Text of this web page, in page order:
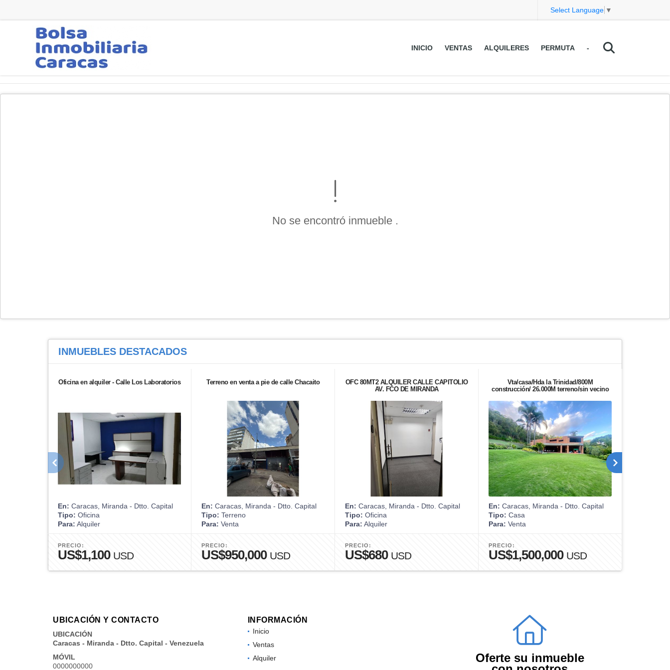
Select Language ▼
INICIO VENTAS ALQUILERES PERMUTA -
No se encontró inmueble .
INMUEBLES DESTACADOS
Oficina en alquiler - Calle Los Laboratorios
En: Caracas, Miranda - Dtto. Capital
Tipo: Oficina
Para: Alquiler
PRECIO:
US$1,100 USD
Terreno en venta a pie de calle Chacaito
En: Caracas, Miranda - Dtto. Capital
Tipo: Terreno
Para: Venta
PRECIO:
US$950,000 USD
OFC 80MT2 ALQUILER CALLE CAPITOLIO
AV. FCO DE MIRANDA
En: Caracas, Miranda - Dtto. Capital
Tipo: Oficina
Para: Alquiler
PRECIO:
US$680 USD
Vta/casa/Hda la Trinidad/800M
construcción/ 26.000M terreno/sin vecino
En: Caracas, Miranda - Dtto. Capital
Tipo: Casa
Para: Venta
PRECIO:
US$1,500,000 USD
UBICACIÓN Y CONTACTO
UBICACIÓN
Caracas - Miranda - Dtto. Capital - Venezuela
MÓVIL
0000000000
INFORMACIÓN
Inicio
Ventas
Alquiler
Oferte su inmueble